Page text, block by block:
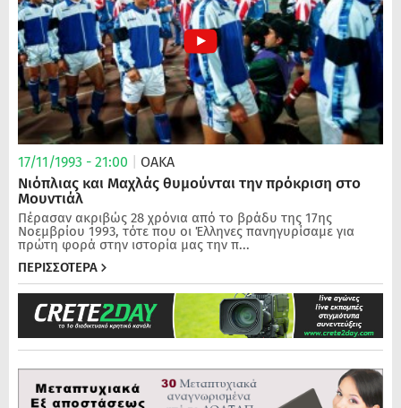
17/11/1993 - 21:00 ΟΑΚΑ
Νιόπλιας και Μαχλάς θυμούνται την πρόκριση στο
Μουντιάλ
Πέρασαν ακριβώς 28 χρόνια από το βράδυ της 17ης
Νοεμβρίου 1993, τότε που οι Έλληνες πανηγυρίσαμε για
πρώτη φορά στην ιστορία μας την π...
ΠΕΡΙΣΣΟΤΕΡΑ